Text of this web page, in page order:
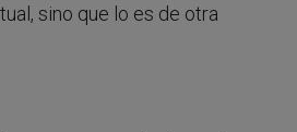
sino que lo es de otra